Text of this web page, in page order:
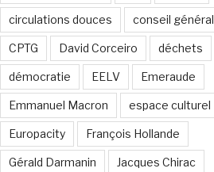
circulations douces conseil général
CPTG David Corceiro déchets
démocratie EELV Emeraude
Emmanuel Macron espace culturel
Europacity François Hollande
Gérald Darmanin Jacques Chirac